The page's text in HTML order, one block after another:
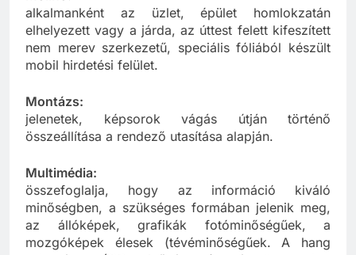
Molinó:
alkalmanként az üzlet, épület homlokzatán
elhelyezett vagy a járda, az úttest felett kifeszített
nem merev szerkezetű, speciális fóliából készült
Montázs:
jelenetek, képsorok vágás útján történő
Multimédia:
összefoglalja, hogy az információ kiváló
minőségben, a szükséges formában jelenik meg,
az állóképek, grafikák fotóminőségűek, a